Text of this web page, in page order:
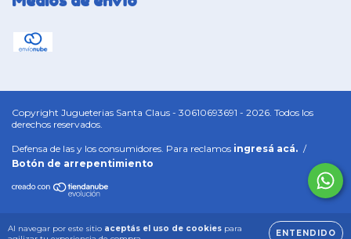
Al navegar por este sitio aceptás el uso de cookies para
ENTENDIDO
Copyright Jugueterias Santa Claus - 30610693691 - 2026. Todos los
derechos reservados.
Defensa de las y los consumidores. Para reclamos ingresá acá. /
Botón de arrepentimiento